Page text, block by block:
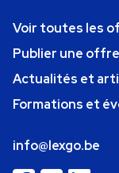
Voir toutes les
Publier une
Actualités et
Formations et
info@lexgo.be